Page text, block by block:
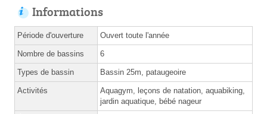
Informations
Période d'ouverture Ouvert toute l'année
Nombre de bassins 6
Types de bassin Bassin 25m, pataugeoire
Activités
Aquagym, leçons de natation, aquabiking,
jardin aquatique, bébé nageur